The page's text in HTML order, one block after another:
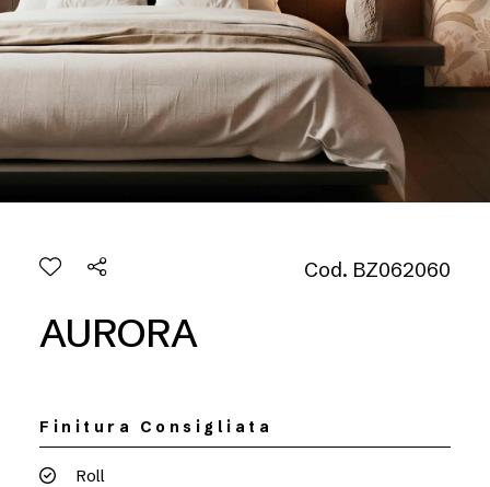
Cod. BZ062060
AURORA
Finitura Consigliata
Roll